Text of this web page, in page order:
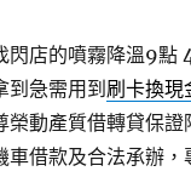
閃店的噴霧降溫9點
到急需用到 刷卡換現
榮動產質借轉貸保證
車借款及合法承辦，